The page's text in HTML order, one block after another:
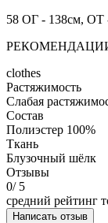
58 ОГ - 138см, ОТ
РЕКОМЕНДАЦИИ
clothes
Растяжимость
Слабая
Состав
Полиэстер 100%
Ткань
Блузочный шёлк
Отзывы
0/ 5
средний рейтинг
Написать отзыв